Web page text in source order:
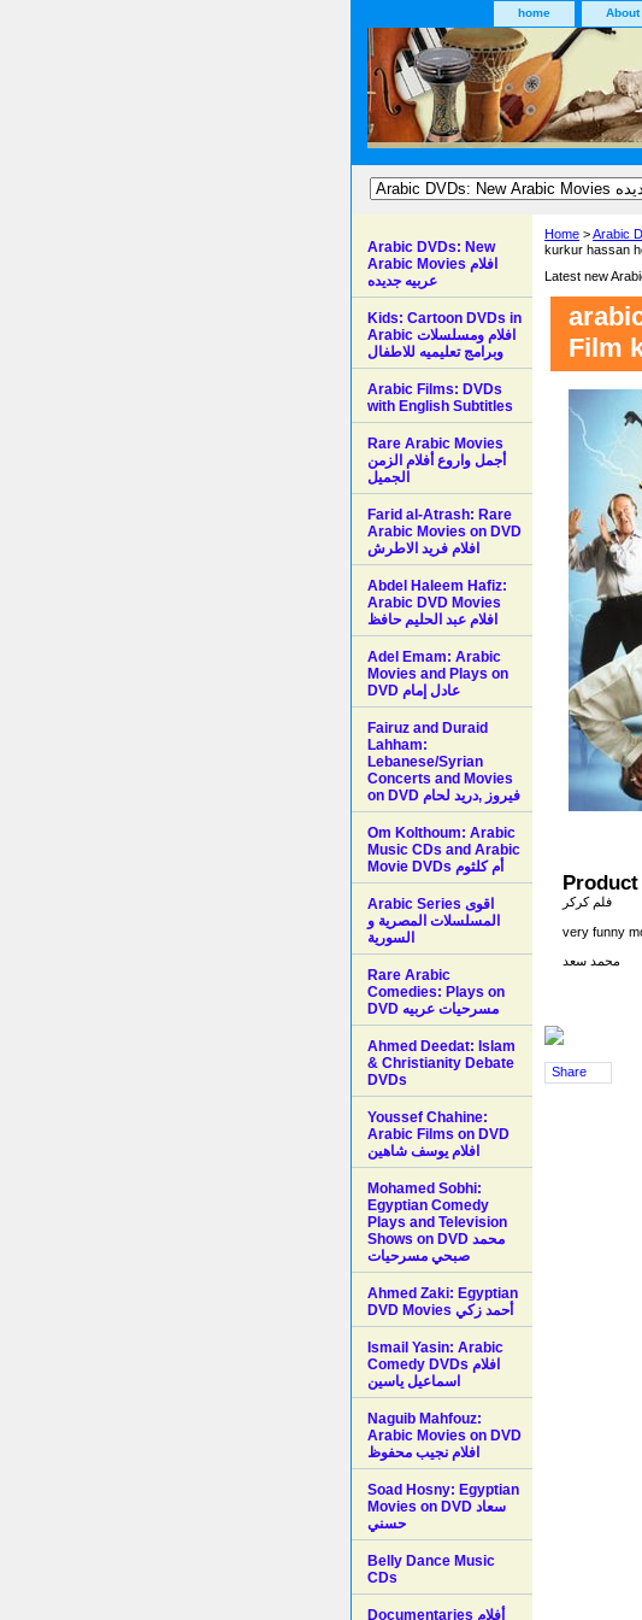
home About
Home >
kurkur hassan
Film
فلم كركر
very funny
محمد سعد
Share
Arabic DVDs: New
Arabic Movies افلام
عربيه جديده
Kids: Cartoon DVDs in
Arabic افلام ومسلسلات
وبرامج تعليميه للاطفال
Arabic Films: DVDs
with English Subtitles
Rare Arabic Movies
أجمل واروع أفلام الزمن
الجميل
Farid al-Atrash: Rare
Arabic Movies on DVD
افلام فريد الاطرش
Abdel Haleem Hafiz:
Arabic DVD Movies
افلام عبد الحليم حافظ
Adel Emam: Arabic
Movies and Plays on
Fairuz and Duraid
Lahham:
Lebanese/Syrian
Concerts and Movies
on DVD فيروز ,دريد لحام
Om Kolthoum: Arabic
Music CDs and Arabic
Movie DVDs أم كلثوم
Arabic Series اقوى
المسلسلات المصرية و
السورية
Rare Arabic
Comedies: Plays on
DVD مسرحيات عربيه
Ahmed Deedat: Islam
& Christianity Debate
DVDs
Youssef Chahine:
Arabic Films on DVD
افلام يوسف شاهين
Mohamed Sobhi:
Egyptian Comedy
Plays and Television
Shows on DVD محمد
صبحي مسرحيات
Ahmed Zaki: Egyptian
DVD Movies أحمد زكي
Ismail Yasin: Arabic
Comedy DVDs افلام
اسماعيل ياسين
Naguib Mahfouz:
Arabic Movies on DVD
افلام نجيب محفوظ
Soad Hosny: Egyptian
Movies on DVD سعاد
حسني
Belly Dance Music
CDs
Documentaries أفلام